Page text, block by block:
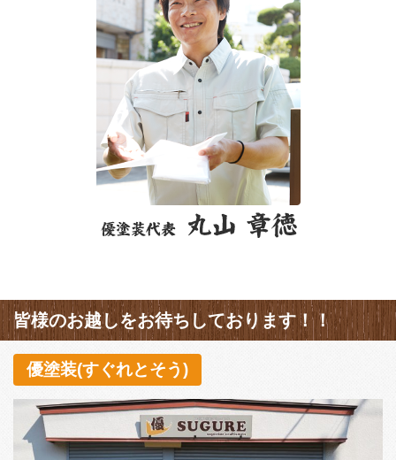
皆様のお越しをお待ちしております！！
優塗装(すぐれとそう)